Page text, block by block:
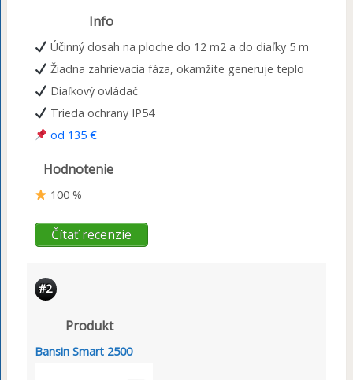
Info
Účinný dosah na ploche do 12 m2 a do diaľky 5 m
Žiadna zahrievacia fáza, okamžite generuje teplo
Diaľkový ovládač
Trieda ochrany IP54
od 135 €
Hodnotenie
100 %
Čítať recenzie
#2
Produkt
Bansin Smart 2500